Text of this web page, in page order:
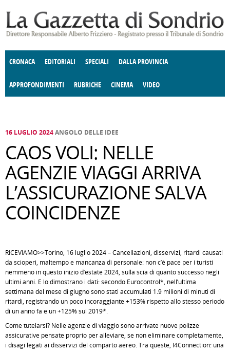
CRONACA EDITORIALI SPECIALI DALLA PROVINCIA
APPROFONDIMENTI
E SPETTACOLI POLITICA
RUBRICHE
DELLE IDEE FATTI DELLO SPIRITO CCCVA
CINEMA VIDEO
16 LUGLIO 2024ANGOLO DELLE IDEE
CAOS VOLI: NELLE
AGENZIE VIAGGI ARRIVA
L’ASSICURAZIONE SALVA
COINCIDENZE
RICEVIAMO>>Torino, 16 luglio 2024 – Cancellazioni, disservizi, ritardi causati
da scioperi, maltempo e mancanza di personale: non c’è pace per i turisti
nemmeno in questo inizio d’estate 2024, sulla scia di quanto successo negli
ultimi anni. E lo dimostrano i dati: secondo Eurocontrol*, nell’ultima
settimana del mese di giugno sono stati accumulati 1.9 milioni di minuti di
ritardi, registrando un poco incoraggiante +153% rispetto allo stesso periodo
di un anno fa e un +125% sul 2019*.
Come tutelarsi? Nelle agenzie di viaggio sono arrivate nuove polizze
assicurative pensate proprio per alleviare, se non eliminare completamente,
i disagi legati ai disservizi del comparto aereo. Tra queste, I4Connection: una